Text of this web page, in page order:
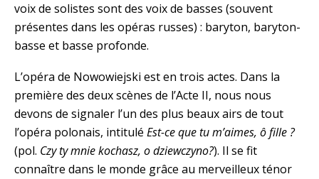
voix de solistes sont des voix de basses (souvent
présentes dans les opéras russes) : baryton, baryton-
basse et basse profonde.
L’opéra de Nowowiejski est en trois actes. Dans la
première des deux scènes de l’Acte II, nous nous
devons de signaler l’un des plus beaux airs de tout
l’opéra polonais, intitulé Est-ce que tu m’aimes, ô fille ?
(pol. Czy ty mnie kochasz, o dziewczyno?). Il se fit
connaître dans le monde grâce au merveilleux ténor